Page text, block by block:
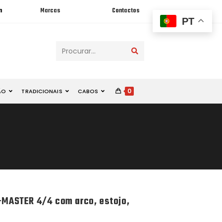
Marcas Contactos
Procurar...
TRADICIONAIS CABOS 0
MASTER 4/4 com arco, estojo,
PT